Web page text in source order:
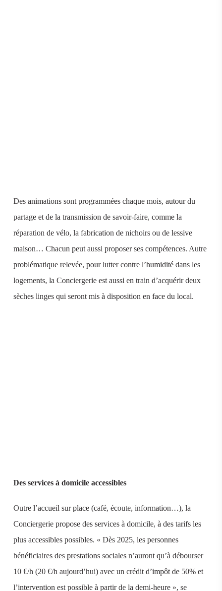
Des animations sont programmées chaque mois, autour du
partage et de la transmission de savoir-faire, comme la
réparation de vélo, la fabrication de nichoirs ou de lessive
maison… Chacun peut aussi proposer ses compétences. Autre
problématique relevée, pour lutter contre l’humidité dans les
logements, la Conciergerie est aussi en train d’acquérir deux
sèches linges qui seront mis à disposition en face du local.
Des services à domicile accessibles
Outre l’accueil sur place (café, écoute, information…), la
Conciergerie propose des services à domicile, à des tarifs les
plus accessibles possibles. « Dès 2025, les personnes
bénéficiaires des prestations sociales n’auront qu’à débourser
10 €/h (20 €/h aujourd’hui) avec un crédit d’impôt de 50% et
l’intervention est possible à partir de la demi-heure », se